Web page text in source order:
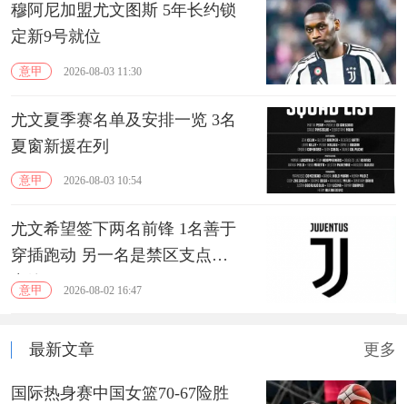
穆阿尼加盟尤文图斯 5年长约锁
定新9号就位
意甲 2026-08-03 11:30
尤文夏季赛名单及安排一览 3名
夏窗新援在列
意甲 2026-08-03 10:54
尤文希望签下两名前锋 1名善于
穿插跑动 另一名是禁区支点型
中锋
意甲 2026-08-02 16:47
最新文章 更多
国际热身赛中国女篮70-67险胜